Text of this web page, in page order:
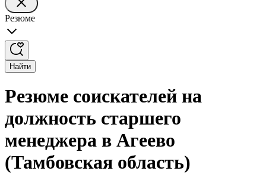
Резюме
Найти
Резюме соискателей на
должность старшего
менеджера в Агеево
(Тамбовская область)